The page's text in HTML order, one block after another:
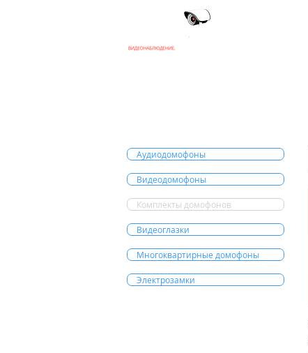
Аудиодомофоны
Видеодомофоны
Комплекты домофонов
Видеоглазки
Многоквартирные домофоны
Электрозамки